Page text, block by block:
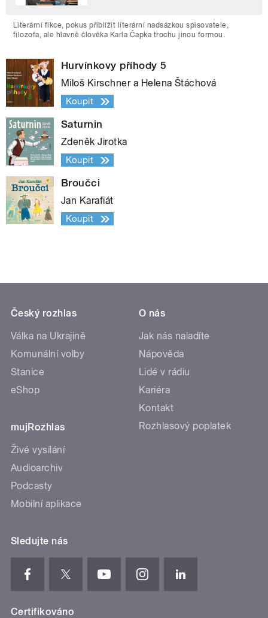
Literární fikce, pokus přiblížit literární nadsázkou spisovatele,
filozofa, ale hlavně člověka Karla Čapka trochu jinou formou.
Hurvínkovy příhody 5
Miloš Kirschner a Helena Štáchová
Koupit
Saturnin
Zdeněk Jirotka
Koupit
Broučci
Jan Karafiát
Koupit
Český rozhlas
Válka na Ukrajině
Komunální volby
Stanice
eShop
mujRozhlas
Živé vysílání
Audioarchiv
Podcasty
Mobilní aplikace
O nás
Jak nás naladíte
Nápověda
Lidé v rádiu
Kariéra
Kontakt
Rozhlasový poplatek
Sledujte nás
Certifikováno